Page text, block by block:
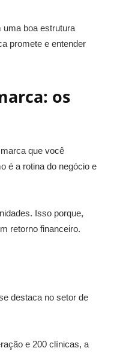
uma boa estrutura
promete e entender
os
que você
é a rotina do negócio e
Isso porque,
retorno financeiro.
destaca no setor de
e 200 clínicas, a